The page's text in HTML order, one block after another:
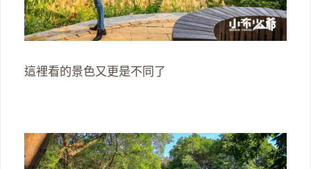
這裡看的景色又更是不同了